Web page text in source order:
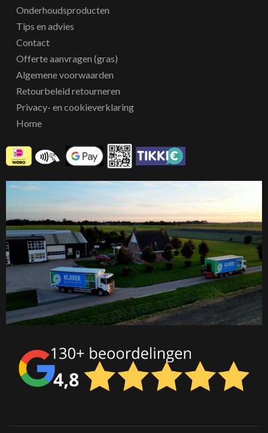
Onderhoudsproducten
Tips en advies
Contact
Offerte aanvragen (gras)
Algemene voorwaarden
Retourbeleid retourneren
Privacy- en cookieverklaring
Home